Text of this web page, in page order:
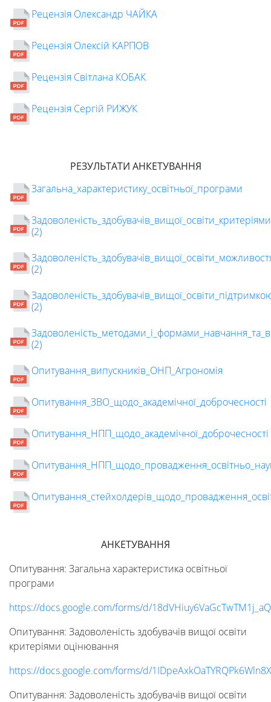
Рецензія Олександр ЧАЙКА
Рецензія Олексій КАРПОВ
Рецензія Світлана КОБАК
Рецензія Сергій РИЖУК
РЕЗУЛЬТАТИ АНКЕТУВАННЯ
Загальна_характеристику_освітньої_програми
(2)
(2)
(2)
(2)
Опитування_випускників_ОНП_Агрономія
Опитування_ЗВО_щодо_академiчної_доброчесностi
Опитування_НПП_щодо_академiчної_доброчесностi
АНКЕТУВАННЯ
Опитування: Загальна характеристика освітньої
програми
https://docs.google.com/forms/d/
Опитування: Задоволеність здобувачів вищої освіти
критеріями оцінювання
https://docs.google.com/forms/d/
Опитування: Задоволеність здобувачів вищої освіти